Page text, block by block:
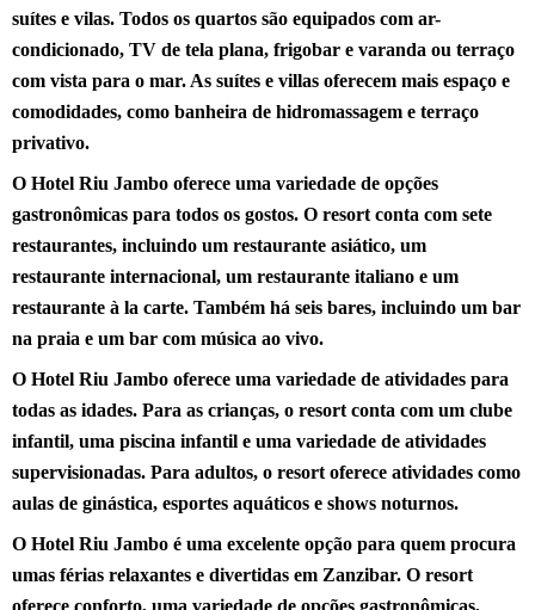
suítes e vilas. Todos os quartos são equipados com ar-
condicionado, TV de tela plana, frigobar e varanda ou terraço
com vista para o mar. As suítes e villas oferecem mais espaço e
comodidades, como banheira de hidromassagem e terraço
privativo.
O Hotel Riu Jambo oferece uma variedade de opções
gastronômicas para todos os gostos. O resort conta com sete
restaurantes, incluindo um restaurante asiático, um
restaurante internacional, um restaurante italiano e um
restaurante à la carte. Também há seis bares, incluindo um bar
na praia e um bar com música ao vivo.
O Hotel Riu Jambo oferece uma variedade de atividades para
todas as idades. Para as crianças, o resort conta com um clube
infantil, uma piscina infantil e uma variedade de atividades
supervisionadas. Para adultos, o resort oferece atividades como
aulas de ginástica, esportes aquáticos e shows noturnos.
O Hotel Riu Jambo é uma excelente opção para quem procura
umas férias relaxantes e divertidas em Zanzibar. O resort
oferece conforto, uma variedade de opções gastronômicas,